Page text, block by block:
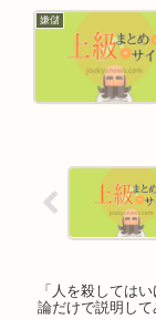
嫌儲
「人を殺しては
論だけで説明して